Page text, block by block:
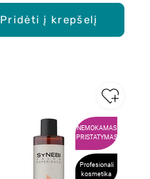
Pridėti į krepšelį
NEMOKAMAS
PRISTATYMAS
Profesionali
kosmetika